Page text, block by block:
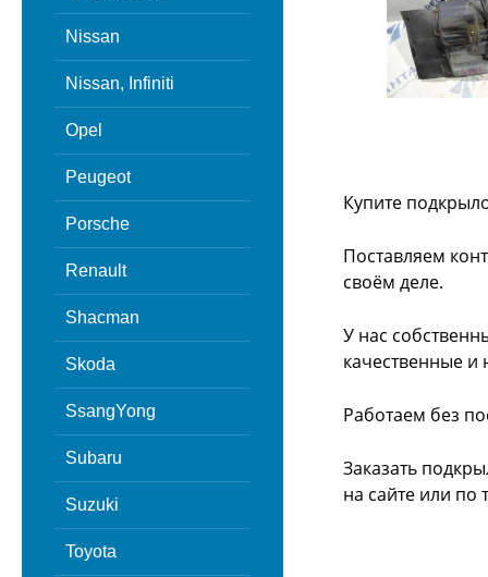
Nissan
Nissan, Infiniti
Opel
Peugeot
Porsche
Renault
Shacman
Skoda
SsangYong
Subaru
Suzuki
Toyota
Купите
Поставляем
своём деле.
У нас
качественные и
Работаем без
Заказать
на сайте или по